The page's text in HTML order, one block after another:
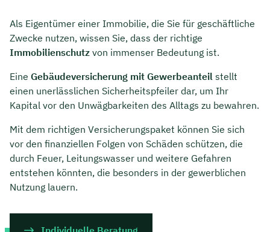
Expats
Kontakt
Als Eigentümer einer Immobilie, die Sie für geschäftliche
Zwecke nutzen, wissen Sie, dass der richtige
Immobilienschutz von immenser Bedeutung ist.
Eine Gebäudeversicherung mit Gewerbeanteil stellt
einen unerlässlichen Sicherheitspfeiler dar, um Ihr
Kapital vor den Unwägbarkeiten des Alltags zu bewahren.
Mit dem richtigen Versicherungspaket können Sie sich
vor den finanziellen Folgen von Schäden schützen, die
durch Feuer, Leitungswasser und weitere Gefahren
entstehen könnten, die besonders in der gewerblichen
Nutzung lauern.